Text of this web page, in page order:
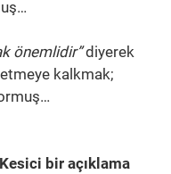
önemlidir”diyerek
kalkmak;
bir açıklama